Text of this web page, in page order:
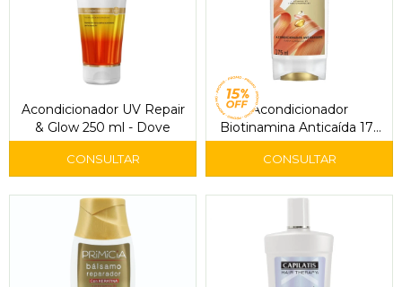
Acondicionador UV Repair
& Glow 250 ml - Dove
Acondicionador
Biotinamina Anticaída 175
ml – Pantene